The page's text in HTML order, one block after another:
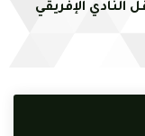
النادي الإفريقي